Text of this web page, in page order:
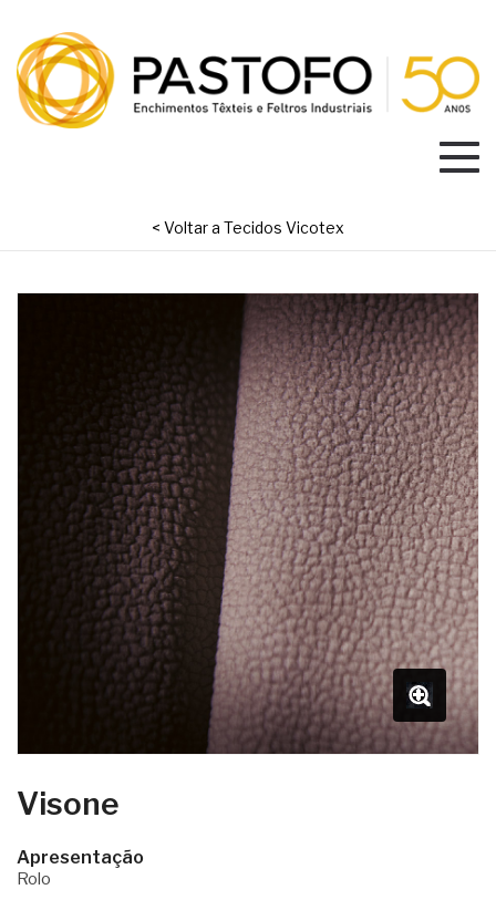
< Voltar a Tecidos Vicotex
Visone
Apresentação
Rolo